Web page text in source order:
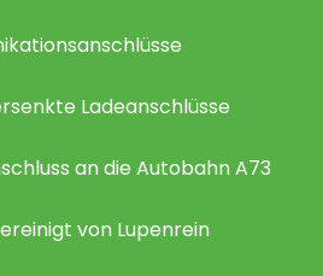
Ladeanschlüsse
an die Autobahn A73
von Lupenrein